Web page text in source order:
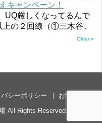
キャンペーン！
UQ厳しくなってるんで
上の２回線（①三木谷
Older »
シーポリシー
お問い合わせ
All Rights Reserved.